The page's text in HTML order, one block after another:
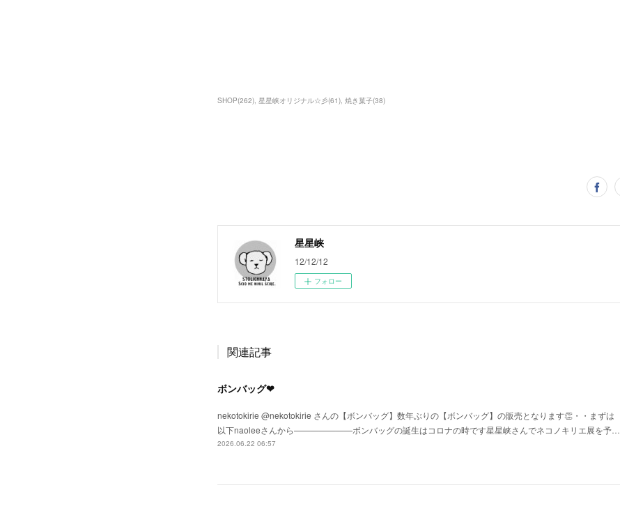
SHOP(262) 星星峡オリジナル☆彡(61) 焼き菓子(38)
星星峡
12/12/12
フォロー
関連記事
ボンバッグ❤
nekotokirie @nekotokirie さんの【ボンバッグ】数年ぶりの【ボンバッグ】の販売となります👏・・まずは
以下naoleeさんから———————ボンバッグの誕生はコロナの時です星星峡さんでネコノキリエ展を予…
2026.06.22 06:57